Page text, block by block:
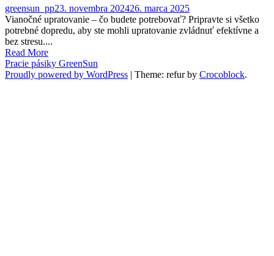
greensun_pp23. novembra 202426. marca 2025
Vianočné upratovanie – čo budete potrebovať? Pripravte si všetko
potrebné dopredu, aby ste mohli upratovanie zvládnuť efektívne a
bez stresu....
Read More
Pracie pásiky GreenSun
Proudly powered by WordPress | Theme: refur by Crocoblock.